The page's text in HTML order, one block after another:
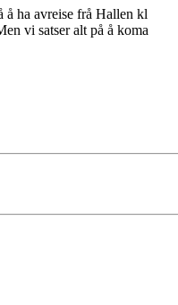
å ha avreise frå Hallen kl
vi satser alt på å koma